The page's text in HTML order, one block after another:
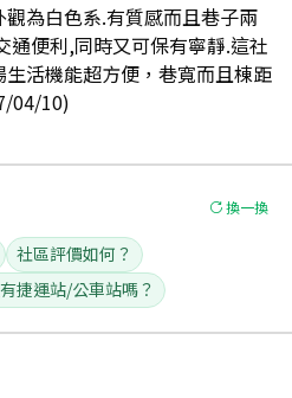
為白色系.有質感而且巷子兩
通便利,同時又可保有寧靜.這社
活機能超方便，巷寬而且棟距
04/10)
換一換
社區評價如何？
捷運站/公車站嗎？